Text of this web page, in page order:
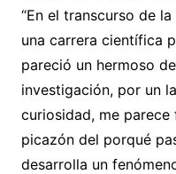
“En el transcurso de
una carrera científica
pareció un hermoso
investigación, por un
curiosidad, me parece
picazón del porqué
desarrolla un